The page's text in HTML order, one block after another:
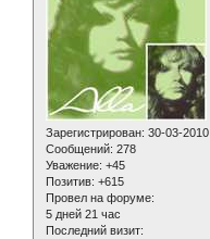
Зарегистрирован: 30-03-2010
Сообщений: 278
Уважение: +45
Позитив: +615
Провел на форуме:
5 дней 21 час
Последний визит: